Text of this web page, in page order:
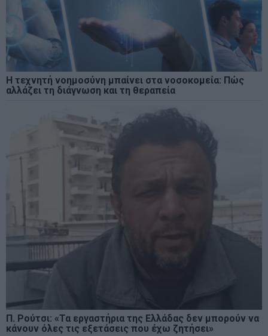
Η τεχνητή νοημοσύνη μπαίνει στα νοσοκομεία: Πώς
αλλάζει τη διάγνωση και τη θεραπεία
Π. Ρούτσι: «Τα εργαστήρια της Ελλάδας δεν μπορούν να
κάνουν όλες τις εξετάσεις που έχω ζητήσει»